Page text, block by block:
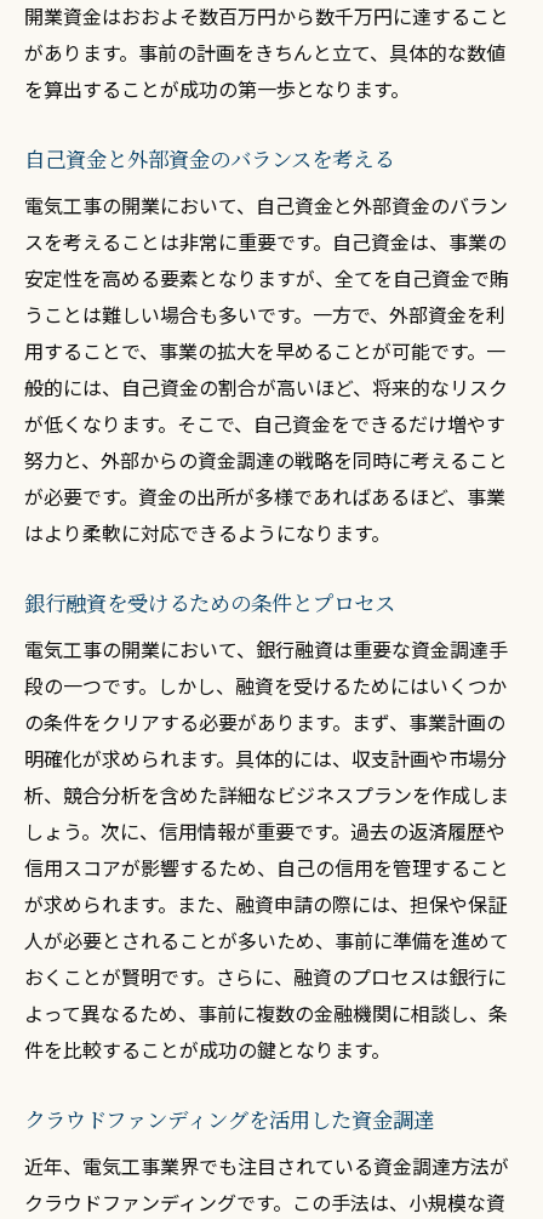
開業資金はおおよそ数百万円から数千万円に達すること
があります。事前の計画をきちんと立て、具体的な数値
を算出することが成功の第一歩となります。
自己資金と外部資金のバランスを考える
電気工事の開業において、自己資金と外部資金のバラン
スを考えることは非常に重要です。自己資金は、事業の
安定性を高める要素となりますが、全てを自己資金で賄
うことは難しい場合も多いです。一方で、外部資金を利
用することで、事業の拡大を早めることが可能です。一
般的には、自己資金の割合が高いほど、将来的なリスク
が低くなります。そこで、自己資金をできるだけ増やす
努力と、外部からの資金調達の戦略を同時に考えること
が必要です。資金の出所が多様であればあるほど、事業
はより柔軟に対応できるようになります。
銀行融資を受けるための条件とプロセス
電気工事の開業において、銀行融資は重要な資金調達手
段の一つです。しかし、融資を受けるためにはいくつか
の条件をクリアする必要があります。まず、事業計画の
明確化が求められます。具体的には、収支計画や市場分
析、競合分析を含めた詳細なビジネスプランを作成しま
しょう。次に、信用情報が重要です。過去の返済履歴や
信用スコアが影響するため、自己の信用を管理すること
が求められます。また、融資申請の際には、担保や保証
人が必要とされることが多いため、事前に準備を進めて
おくことが賢明です。さらに、融資のプロセスは銀行に
よって異なるため、事前に複数の金融機関に相談し、条
件を比較することが成功の鍵となります。
クラウドファンディングを活用した資金調達
近年、電気工事業界でも注目されている資金調達方法が
クラウドファンディングです。この手法は、小規模な資